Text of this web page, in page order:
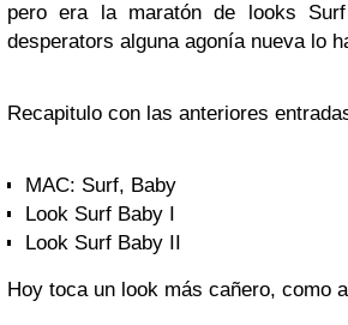
pero era la maratón de looks
desperators alguna agonía nueva lo
Recapitulo con las anteriores
MAC: Surf, Baby
Look Surf Baby I
Look Surf Baby II
Hoy toca un look más cañero, como